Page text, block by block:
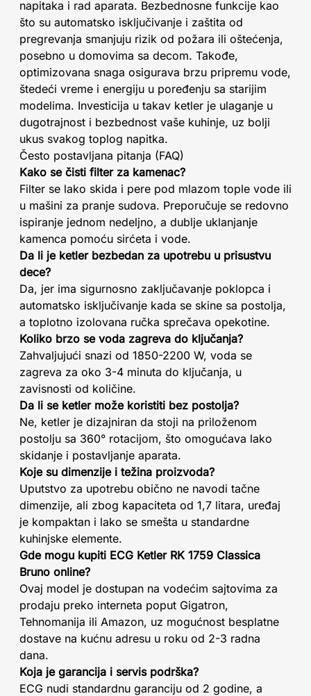
napitaka i rad aparata. Bezbednosne funkcije kao
što su automatsko isključivanje i zaštita od
pregrevanja smanjuju rizik od požara ili oštećenja,
posebno u domovima sa decom. Takođe,
optimizovana snaga osigurava brzu pripremu vode,
štedeći vreme i energiju u poređenju sa starijim
modelima. Investicija u takav ketler je ulaganje u
dugotrajnost i bezbednost vaše kuhinje, uz bolji
ukus svakog toplog napitka.
Često postavljana pitanja (FAQ)
Kako se čisti filter za kamenac?
Filter se lako skida i pere pod mlazom tople vode ili
u mašini za pranje sudova. Preporučuje se redovno
ispiranje jednom nedeljno, a dublje uklanjanje
kamenca pomoću sirćeta i vode.
Da li je ketler bezbedan za upotrebu u prisustvu
dece?
Da, jer ima sigurnosno zaključavanje poklopca i
automatsko isključivanje kada se skine sa postolja,
a toplotno izolovana ručka sprečava opekotine.
Koliko brzo se voda zagreva do ključanja?
Zahvaljujući snazi od 1850-2200 W, voda se
zagreva za oko 3-4 minuta do ključanja, u
zavisnosti od količine.
Da li se ketler može koristiti bez postolja?
Ne, ketler je dizajniran da stoji na priloženom
postolju sa 360° rotacijom, što omogućava lako
skidanje i postavljanje aparata.
Koje su dimenzije i težina proizvoda?
Uputstvo za upotrebu obično ne navodi tačne
dimenzije, ali zbog kapaciteta od 1,7 litara, uređaj
je kompaktan i lako se smešta u standardne
kuhinjske elemente.
Gde mogu kupiti ECG Ketler RK 1759 Classica
Bruno online?
Ovaj model je dostupan na vodećim sajtovima za
prodaju preko interneta poput Gigatron,
Tehnomanija ili Amazon, uz mogućnost besplatne
dostave na kućnu adresu u roku od 2-3 radna
dana.
Koja je garancija i servis podrška?
ECG nudi standardnu garanciju od 2 godine, a